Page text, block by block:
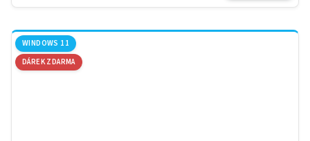
WINDOWS 11
DÁREK ZDARMA